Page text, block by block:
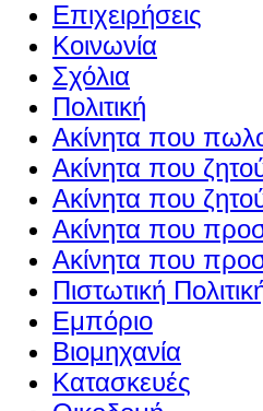
Επιχειρήσεις
Κοινωνία
Σχόλια
Πολιτική
Ακίνητα που
Ακίνητα που
Ακίνητα που
Ακίνητα που
Ακίνητα που
Πιστωτική
Εμπόριο
Βιομηχανία
Κατασκευές